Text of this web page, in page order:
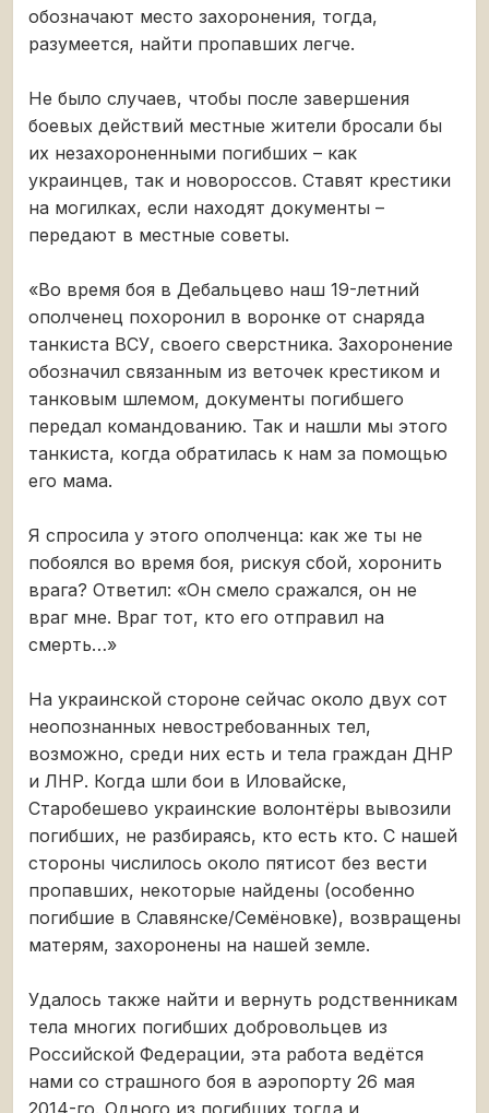
обозначают место захоронения, тогда,
разумеется, найти пропавших легче.
Не было случаев, чтобы после завершения
боевых действий местные жители бросали бы
их незахороненными погибших – как
украинцев, так и новороссов. Ставят крестики
на могилках, если находят документы –
передают в местные советы.
«Во время боя в Дебальцево наш 19-летний
ополченец похоронил в воронке от снаряда
танкиста ВСУ, своего сверстника. Захоронение
обозначил связанным из веточек крестиком и
танковым шлемом, документы погибшего
передал командованию. Так и нашли мы этого
танкиста, когда обратилась к нам за помощью
его мама.
Я спросила у этого ополченца: как же ты не
побоялся во время боя, рискуя сбой, хоронить
врага? Ответил: «Он смело сражался, он не
враг мне. Враг тот, кто его отправил на
смерть…»
На украинской стороне сейчас около двух сот
неопознанных невостребованных тел,
возможно, среди них есть и тела граждан ДНР
и ЛНР. Когда шли бои в Иловайске,
Старобешево украинские волонтёры вывозили
погибших, не разбираясь, кто есть кто. С нашей
стороны числилось около пятисот без вести
пропавших, некоторые найдены (особенно
погибшие в Славянске/Семёновке), возвращены
матерям, захоронены на нашей земле.
Удалось также найти и вернуть родственникам
тела многих погибших добровольцев из
Российской Федерации, эта работа ведётся
нами со страшного боя в аэропорту 26 мая
2014-го. Одного из погибших тогда и